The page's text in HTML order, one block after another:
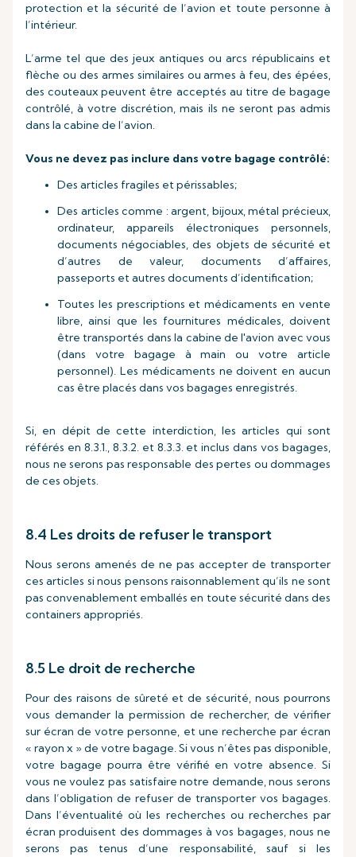
protection et la sécurité de l’avion et toute personne à
l’intérieur.
L’arme tel que des jeux antiques ou arcs républicains et
flèche ou des armes similaires ou armes à feu, des épées,
des couteaux peuvent être acceptés au titre de bagage
contrôlé, à votre discrétion, mais ils ne seront pas admis
dans la cabine de l’avion.
Vous ne devez pas inclure dans votre bagage contrôlé:
Des articles fragiles et périssables;
Des articles comme : argent, bijoux, métal précieux,
ordinateur, appareils électroniques personnels,
documents négociables, des objets de sécurité et
d’autres de valeur, documents d’affaires,
passeports et autres documents d’identification;
Toutes les prescriptions et médicaments en vente
libre, ainsi que les fournitures médicales, doivent
être transportés dans la cabine de l'avion avec vous
(dans votre bagage à main ou votre article
personnel). Les médicaments ne doivent en aucun
cas être placés dans vos bagages enregistrés.
Si, en dépit de cette interdiction, les articles qui sont
référés en 8.3.1., 8.3.2. et 8.3.3. et inclus dans vos bagages,
nous ne serons pas responsable des pertes ou dommages
de ces objets.
8.4 Les droits de refuser le transport
Nous serons amenés de ne pas accepter de transporter
ces articles si nous pensons raisonnablement qu’ils ne sont
pas convenablement emballés en toute sécurité dans des
containers appropriés.
8.5 Le droit de recherche
Pour des raisons de sûreté et de sécurité, nous pourrons
vous demander la permission de rechercher, de vérifier
sur écran de votre personne, et une recherche par écran
« rayon x » de votre bagage. Si vous n’êtes pas disponible,
votre bagage pourra être vérifié en votre absence. Si
vous ne voulez pas satisfaire notre demande, nous serons
dans l’obligation de refuser de transporter vos bagages.
Dans l’éventualité où les recherches ou recherches par
écran produisent des dommages à vos bagages, nous ne
serons pas tenus d’une responsabilité, sauf si les